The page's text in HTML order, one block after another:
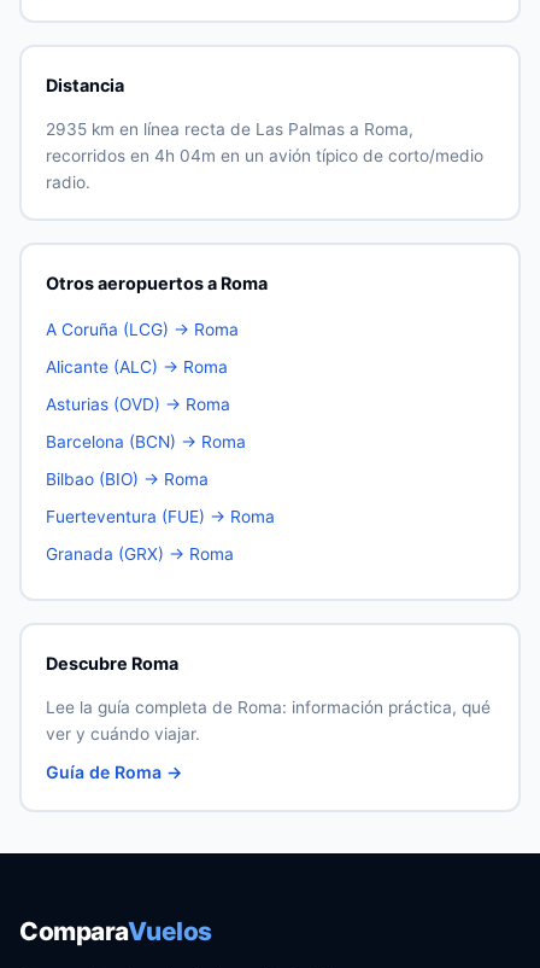
Distancia
2935 km en línea recta de Las Palmas a Roma,
recorridos en 4h 04m en un avión típico de corto/medio
radio.
Otros aeropuertos a Roma
A Coruña (LCG) → Roma
Alicante (ALC) → Roma
Asturias (OVD) → Roma
Barcelona (BCN) → Roma
Bilbao (BIO) → Roma
Fuerteventura (FUE) → Roma
Granada (GRX) → Roma
Descubre Roma
Lee la guía completa de Roma: información práctica, qué
ver y cuándo viajar.
Guía de Roma →
ComparaVuelos